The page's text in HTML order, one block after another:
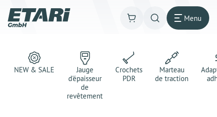
Menu
NEW & SALE
Jauge
d'épaisseur
de
revêtement
Crochets
PDR
Marteau
de traction